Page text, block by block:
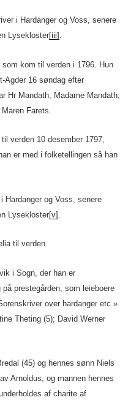
i Hardanger og Voss, senere
Lysekloster[iii] .
kom til verden i 1796. Hun
Agder 16 søndag efter
Hr Mandath; Madame Mandath;
Farets.
verden 10 desember 1797,
er med i folketellingen så han
Hardanger og Voss, senere
Lysekloster[v]
til verden.
i Sogn, der han er
prestegården, som leieboere
over hardanger etc.»
Theting (5); David Werner
(45) og hennes sønn Niels
Arnoldus, og mannen hennes
af charite af